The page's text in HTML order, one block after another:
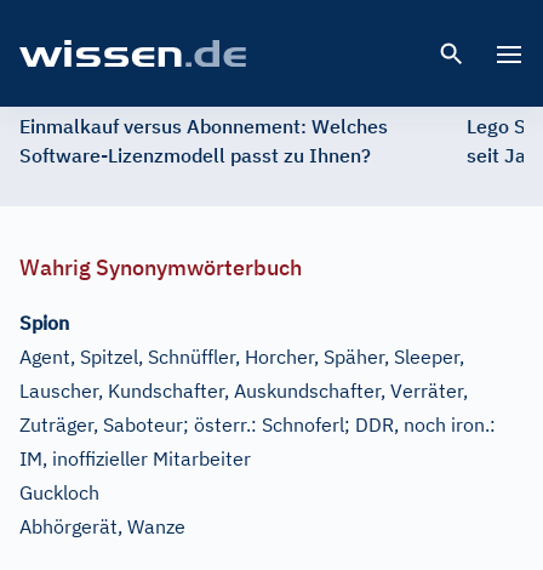
Einmalkauf versus Abonnement: Welches
Software-Lizenzmodell passt zu Ihnen?
Lego
seit
Wahrig Synonymwörterbuch
Spion
Agent, Spitzel, Schnüffler, Horcher, Späher, Sleeper,
Lauscher, Kundschafter, Auskundschafter, Verräter,
Zuträger, Saboteur; österr.: Schnoferl; DDR, noch iron.:
IM, inoffizieller Mitarbeiter
Guckloch
Abhörgerät, Wanze